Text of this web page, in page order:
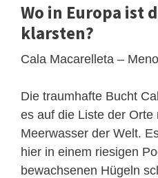
Wo in Europa ist
klarsten?
Cala Macarelleta –
Die traumhafte Bucht
es auf die Liste der Orte
Meerwasser der Welt.
hier in einem riesigen
bewachsenen Hügeln